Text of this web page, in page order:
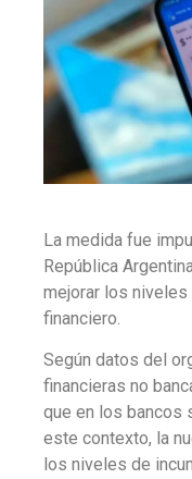
La medida fue
República
mejorar los
financiero.
Según datos del
financieras no
que en los bancos
este contexto, la
los niveles de